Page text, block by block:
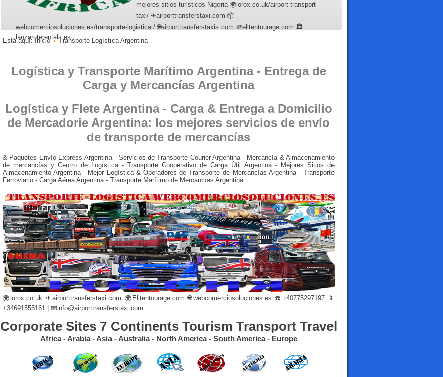
mejores sitios turisticos Nigeria 🌍lorox.co.uk/airport-transport-
taxi/ ✈airporttransferstaxi.com 📦
webcomerciosoluciones.es/transporte-logistica / 🌐airporttransferstaxis.com 🆕elitentourage.com 🏛️
lanzaroterentals.es
Está aquí:Inicio Transporte Logística Argentina
Logística y Transporte Marítimo Argentina - Entrega de
Carga y Mercancías Argentina
Logística y Flete Argentina - Carga & Entrega a Domicilio
de Mercadorie Argentina: los mejores servicios de envío
de transporte de mercancías
& Paquetes Envío Express Argentina - Servicios de Transporte Courier Argentina - Mercancía & Almacenamiento
de mercancías y Centro de Logística - Transporte Cooperativo de Carga Útil Argentina - Mejores Sitios de
Almacenamiento Argentina - Mejor Logística & Operadores de Transporte de Mercancías Argentina - Transporte
Ferroviario - Carga Aérea Argentina - Transporte Marítimo de Mercancías Argentina
🌍 lorox.co.uk ✈airporttransferstaxi.com 🌍 Elitentourage.com 🌐webcomerciosoluciones.es ☎️+40775297197 📱
+34691555161 | 📧info@airporttransferstaxi.com
Corporate Sites 7 Continents Tourism Transport Travel
Africa - Arabia - Asia - Australia - North America - South America - Europe